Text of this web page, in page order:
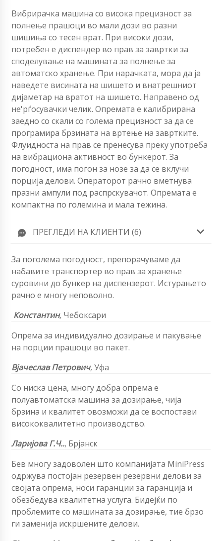
Вибрирачка машина со висока прецизност за
полнење прашоци во мали дози во разни
шишиња со тесен врат. При високи дози,
потребен е диспендер во прав за завртки за
споделување на машината за полнење за
автоматско хранење. При нарачката, мора да ја
наведете висината на шишето и внатрешниот
дијаметар на вратот на шишето. Направено од
не'рѓосувачки челик. Опремата е калибрирана
заедно со скали со голема прецизност за да се
програмира брзината на вртење на завртките.
Флуидноста на прав се пренесува преку употреба
на вибрациона активност во бункерот. За
погодност, има погон за нозе за да се вклучи
порција делови. Операторот рачно вметнува
празни ампули под распрскувачот. Опремата е
компактна по големина и мала тежина.
ПРЕГЛЕДИ НА КЛИЕНТИ (6)
За поголема погодност, препорачуваме да
набавите транспортер во прав за хранење
суровини до бункер на диспензерот. Истурањето
рачно е многу неповолно.
Константин, Чебоксари
Опрема за индивидуално дозирање и пакување
на порции прашоци во пакет.
Вјачеслав Петрович,Уфа
Со ниска цена, многу добра опрема е
полуавтоматска машина за дозирање, чија
брзина и квалитет овозможи да се воспостави
висококвалитетно производство.
ЛаријоваГ.Ч.., Брјанск
Бев многу задоволен што компанијата MiniPress
одржува постојан резервен резервни делови за
својата опрема, носи гаранции за гаранција и
обезбедува квалитетна услуга. Бидејќи по
проблемите со машината за дозирање, тие брзо
ги заменија искршените делови.